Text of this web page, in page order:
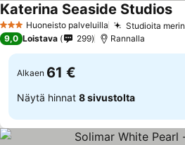
3 Tähtiluokitus
Huoneisto palveluilla Studioita
Katerina Seaside Studios
9,0 Loistava 299 Rannalla
Alkaen 61 €
Näytä hinnat 8 sivustolta